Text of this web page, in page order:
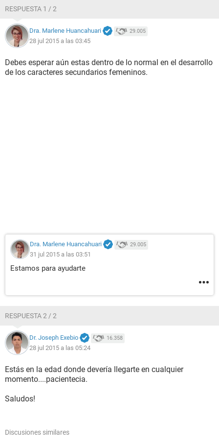
RESPUESTA 1 / 2
Dra. Marlene Huancahuari 29.005
28 jul 2015 a las 03:45
Debes esperar aún estas dentro de lo normal en el desarrollo
de los caracteres secundarios femeninos.
Dra. Marlene Huancahuari 29.005
31 jul 2015 a las 03:51
Estamos para ayudarte
RESPUESTA 2 / 2
Dr. Joseph Exebio 16.358
28 jul 2015 a las 05:24
Estás en la edad donde devería llegarte en cualquier
momento....pacientecia.
Saludos!
Discusiones similares